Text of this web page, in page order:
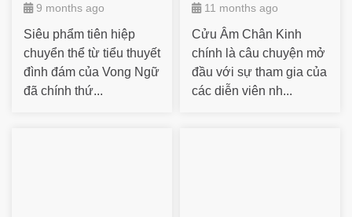
9 months ago
Siêu phẩm tiên hiệp
chuyển thể từ tiểu thuyết
đình đám của Vong Ngữ
đã chính thứ...
11 months ago
Cửu Âm Chân Kinh
chính là câu chuyện mở
đầu với sự tham gia của
các diễn viên nh...